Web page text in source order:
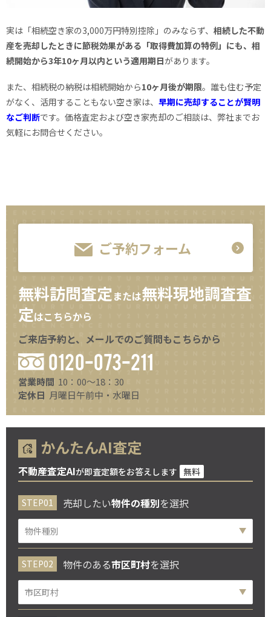
実は「相続空き家の3,000万円特別控除」のみならず、 相続した不動
産を売却したときに節税効果がある「取得費加算の特例」にも、相
続開始から3年10ヶ月以内という適用期日があります。
また、相続税の納税は相続開始から10ヶ月後が期限。誰も住む予定
がなく、活用することもない空き家は、 早期に売却することが賢明
なご判断です。価格査定および空き家売却のご相談は、弊社までお
気軽にお問合せください。
ご予約フォーム
無料訪問査定または無料現地調査査
定はこちらから
ご来店予約と、メールでのご質問もこちらから
0120-073-211
営業時間 10：00～18：30
定休日 月曜日午前中・水曜日
かんたんAI査定
不動産査定AIが即査定額をお答えします 無料
売却したい物件の種別を選択
物件のある市区町村を選択